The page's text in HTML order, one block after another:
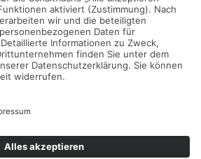
ISABEL PROCHAZKA & INES K. HÜSTER |